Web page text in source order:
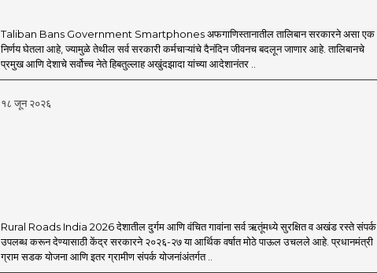
Taliban Bans Government Smartphones अफगाणिस्तानातील तालिबान सरकारने असा एक
निर्णय घेतला आहे, ज्यामुळे तेथील सर्व सरकारी कर्मचाऱ्यांचे दैनंदिन जीवनच बदलून जाणार आहे. तालिबानचे
प्रमुख आणि देशाचे सर्वोच्च नेते हिबतुल्लाह अखुंदझादा यांच्या आदेशानंतर ..
१८ जून २०२६
Rural Roads India 2026 देशातील दुर्गम आणि वंचित गावांना सर्व ऋतूंमध्ये सुरक्षित व अखंड रस्ते संपर्क
उपलब्ध करून देण्यासाठी केंद्र सरकारने २०२६-२७ या आर्थिक वर्षात मोठे पाऊल उचलले आहे. प्रधानमंत्री
ग्राम सडक योजना आणि इतर ग्रामीण संपर्क योजनांअंतर्गत ..